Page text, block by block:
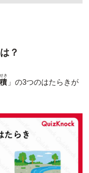
？
き
」の3つのはたらきが